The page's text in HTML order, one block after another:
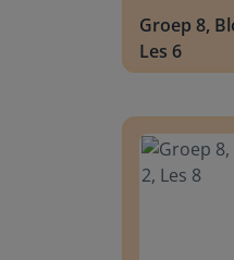
Groep 8,
Les 6